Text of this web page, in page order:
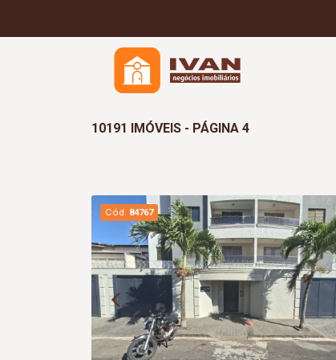
10191 IMÓVEIS - PÁGINA 4
Cód. 84767